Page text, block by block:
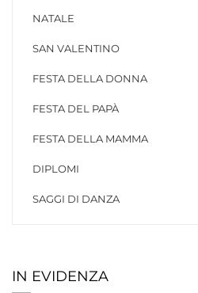
NATALE
SAN VALENTINO
FESTA DELLA DONNA
FESTA DEL PAPÀ
FESTA DELLA MAMMA
DIPLOMI
SAGGI DI DANZA
IN EVIDENZA